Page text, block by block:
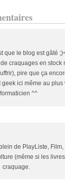
que le blog est gâté
craquages en stock
pire que ça
ici même au
^^
de PlayListe,
(même si les
craquage.